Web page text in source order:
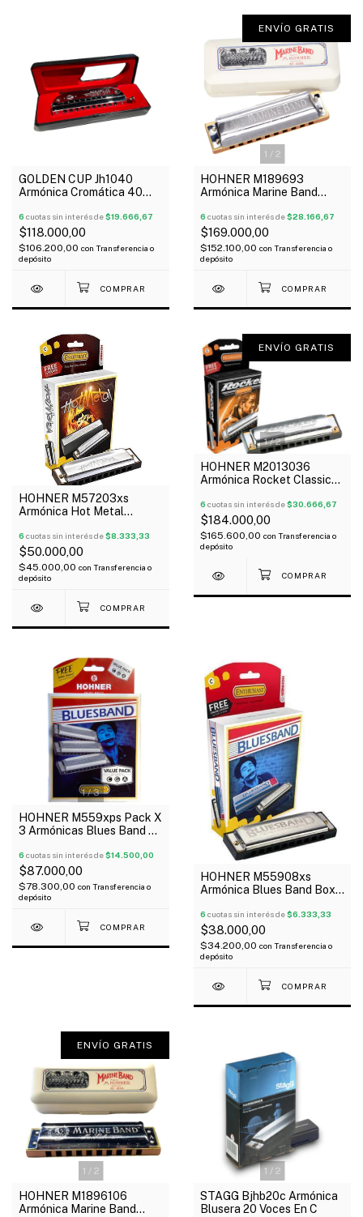
GOLDEN CUP Jh1040
Armónica Cromática 40
6 cuotas sin interés de$19.666,67
$118.000,00
$106.200,00 con Transferencia o
depósito
1 / 2
ENVÍO GRATIS
HOHNER M189693
Armónica Marine Band
Madera C
6 cuotas sin interés de$28.166,67
$169.000,00
$152.100,00 con Transferencia o
depósito
HOHNER M57203xs
Armónica Hot Metal
6 cuotas sin interés de$8.333,33
$50.000,00
$45.000,00 con Transferencia o
depósito
1/2
ENVÍO GRATIS
HOHNER M2013036
Armónica Rocket Classic
6 cuotas sin interés de$30.666,67
$184.000,00
$165.600,00 con Transferencia o
depósito
1/3
HOHNER M559xps Pack X
3 Armónicas Blues Band C
6 cuotas sin interés de$14.500,00
$87.000,00
$78.300,00 con Transferencia o
depósito
HOHNER M55908xs
Armónica Blues Band Box
6 cuotas sin interés de$6.333,33
$38.000,00
$34.200,00 con Transferencia o
depósito
1 / 2
ENVÍO GRATIS
HOHNER M1896106
Armónica Marine Band
1 / 2
STAGG Bjhb20c Armónica
Blusera 20 Voces En C